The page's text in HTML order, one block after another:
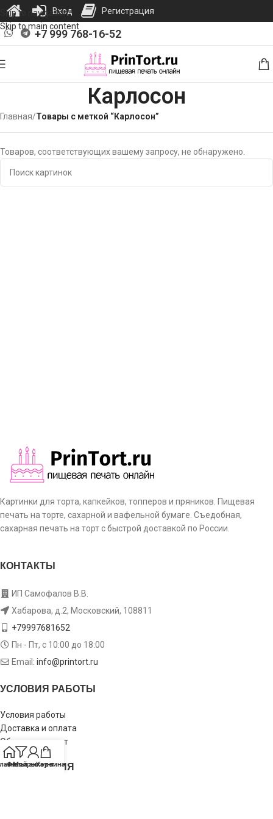
Skip to navigation
Skip to main content
+7 999 768-16-52
Карлосон
Главная/Товары с меткой “Карлосон”
Товаров, соответствующих вашему запросу, не обнаружено.
Картинки для торта, капкейков, топперов и пряников. Пищевая
печать на торте, сахарной и вафельной бумаге. Съедобная,
сахарная печать на торт с быстрой доставкой по России.
КОНТАКТЫ
ИП Самофалов В.В.
Хабарова, д.2, Московский, 108811
+79997681652
Пн - Пт, с 10:00 до 18:00
Email: info@printort.ru
УСЛОВИЯ РАБОТЫ
Условия работы
Доставка и оплата
Обмен и возврат
ИНФОРМАЦИЯ
Фильтры
Мой аккаунт
Корзина
Вход Регистрация